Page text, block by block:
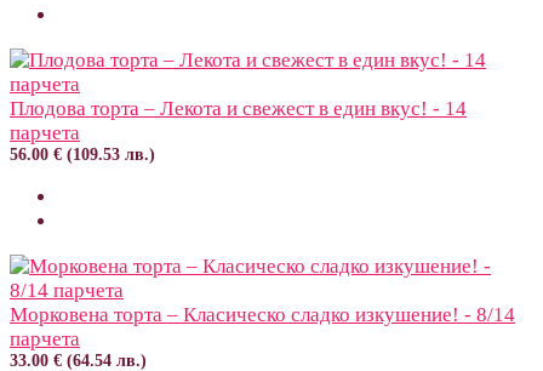
Плодова торта – Лекота и свежест в един вкус! - 14
парчета
56.00 € (109.53 лв.)
Морковена торта – Класическо сладко изкушение! - 8/14
парчета
33.00 € (64.54 лв.)